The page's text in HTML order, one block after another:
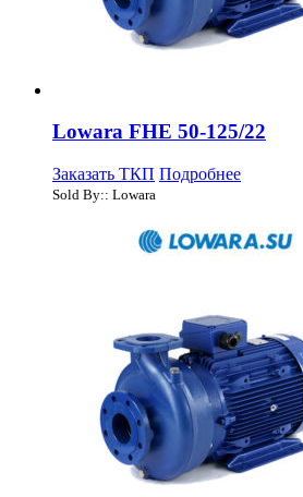
Lowara FHE 50-125/22
Заказать ТКП Подробнее
Sold By:: Lowara